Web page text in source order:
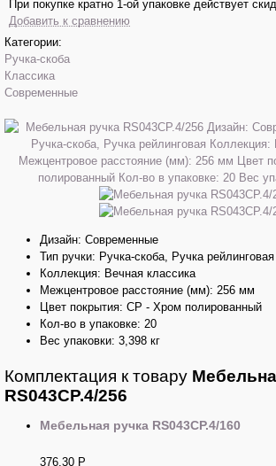
При покупке кратно 1-ой упаковке действует
Добавить к сравнению
Категории:
Ручка-скоба
Классика
Современные
Дизайн: Современные
Тип ручки: Ручка-скоба, Ручка рейлинговая
Коллекция: Вечная классика
Межцентровое расстояние (мм): 256 мм
Цвет покрытия: CP - Хром полированный
Кол-во в упаковке: 20
Вес упаковки: 3,398 кг
Комплектация к товару
RS043CP.4/256
Мебельная ручка RS043CP.4/160
376,30 Р